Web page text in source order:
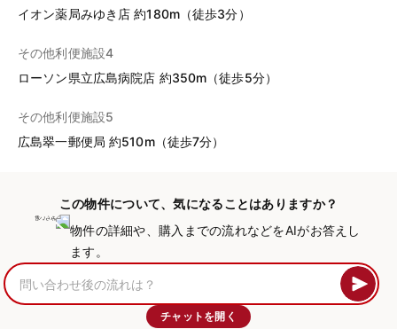
イオン薬局みゆき店 約180m（徒歩3分）
その他利便施設4
ローソン県立広島病院店 約350m（徒歩5分）
その他利便施設5
広島翠一郵便局 約510m（徒歩7分）
この物件について、気になることはありますか？
物件の詳細や、購入までの流れなどをAIがお答えし
ます。
チャットを開く